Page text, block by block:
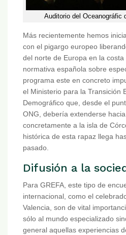
Auditorio del Oceanográfic
Más recientemente hemos
con el pigargo europeo
del norte de Europa en la
normativa española sobre
programa este en concreto
el Ministerio para la Transición
Demográfico que, desde el
ONG, debería extenderse
concretamente a la isla de
histórica de esta rapaz llega
pasado.
Difusión a la
Para GREFA, este tipo de
internacional, como el
Valencia, son de vital
sólo al mundo especializado
general aquellas experiencias